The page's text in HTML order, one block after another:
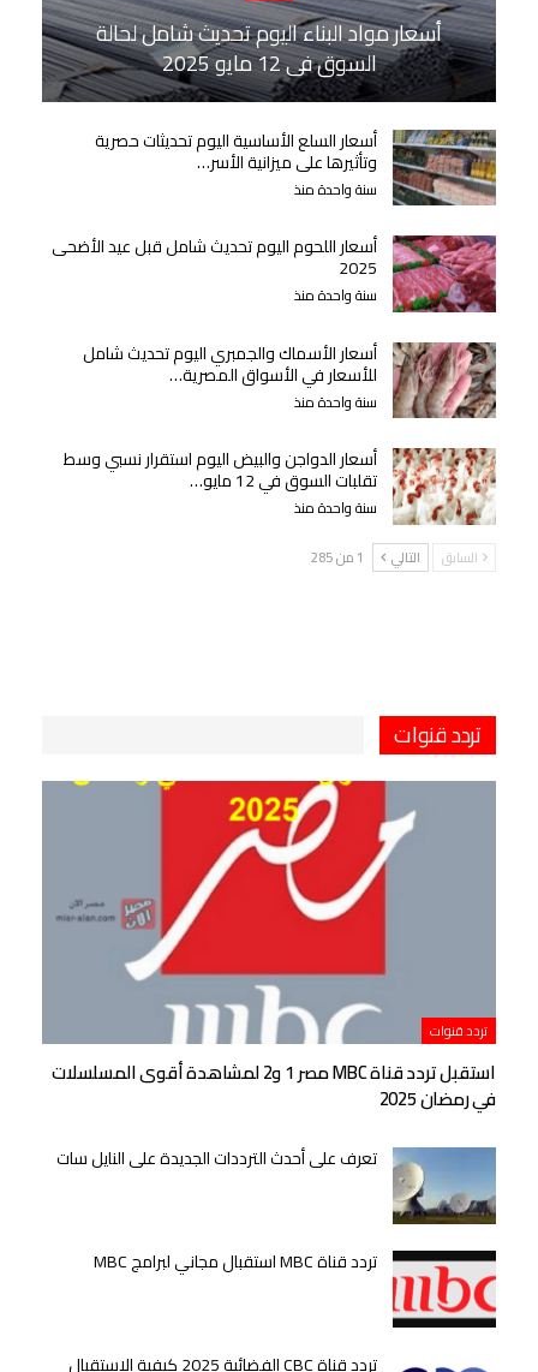
أسعار مواد البناء اليوم تحديث شامل لحالة
السوق في 12 مايو 2025
أسعار السلع الأساسية اليوم تحديثات حصرية
وتأثيرها على ميزانية الأسر…
سنة واحدة منذ
أسعار اللحوم اليوم تحديث شامل قبل عيد الأضحى
2025
سنة واحدة منذ
أسعار الأسماك والجمبري اليوم تحديث شامل
للأسعار في الأسواق المصرية…
سنة واحدة منذ
أسعار الدواجن والبيض اليوم استقرار نسبي وسط
تقلبات السوق في 12 مايو…
سنة واحدة منذ
السابق التالي 1 من 285
تردد قنوات
تردد قنوات
استقبل تردد قناة MBC مصر 1 و2 لمشاهدة أقوى المسلسلات
في رمضان 2025
تعرف على أحدث الترددات الجديدة على النايل سات
تردد قناة MBC استقبال مجاني لبرامج MBC
تردد قناة CBC الفضائية 2025 كيفية الاستقبال